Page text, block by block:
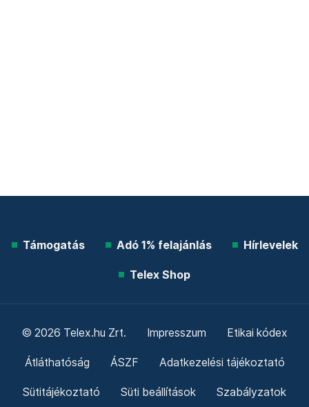
Támogatás Adó 1% felajánlás Hírlevelek
Telex Shop
© 2026 Telex.hu Zrt. Impresszum Etikai kódex
Átláthatóság ÁSZF Adatkezelési tájékoztató
Sütitájékoztató Süti beállítások Szabályzatok